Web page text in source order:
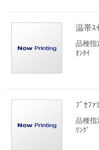
温帯ｽ
品種指
ｵﾝﾀｲ
ﾌﾞｾﾌｧ
品種指
ﾘﾝｸﾞ